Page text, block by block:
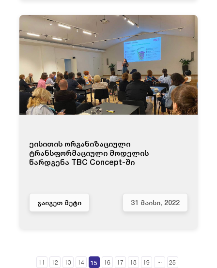
ეისითის ორგანიზაციული
ტრანსფორმაციული მოდელის
წარდგენა TBC Concept-ში
ᲒᲐᲘᲒᲔᲗ ᲛᲔᲢᲘ 31 ᲛᲐᲘᲡᲘ, 2022
11 12 13 14 15 16 17 18 19 ... 25